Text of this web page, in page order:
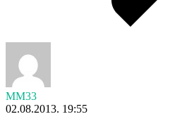
MM33
02.08.2013. 19:55